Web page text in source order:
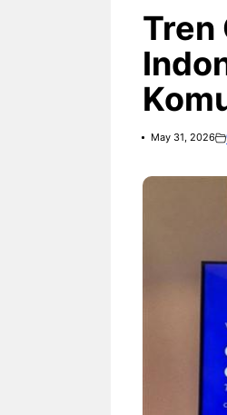
Tren
May 31, 2026
Fi dan Efisiensi Energi
Hunian Modern